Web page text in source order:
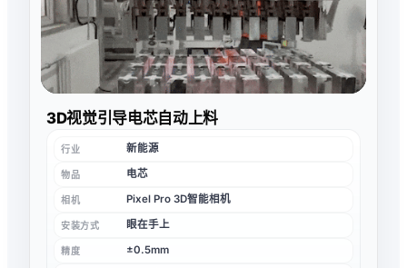
3D视觉引导电芯自动上料
行业 新能源
物品 电芯
相机 Pixel Pro 3D智能相机
安装方式 眼在手上
精度 ±0.5mm